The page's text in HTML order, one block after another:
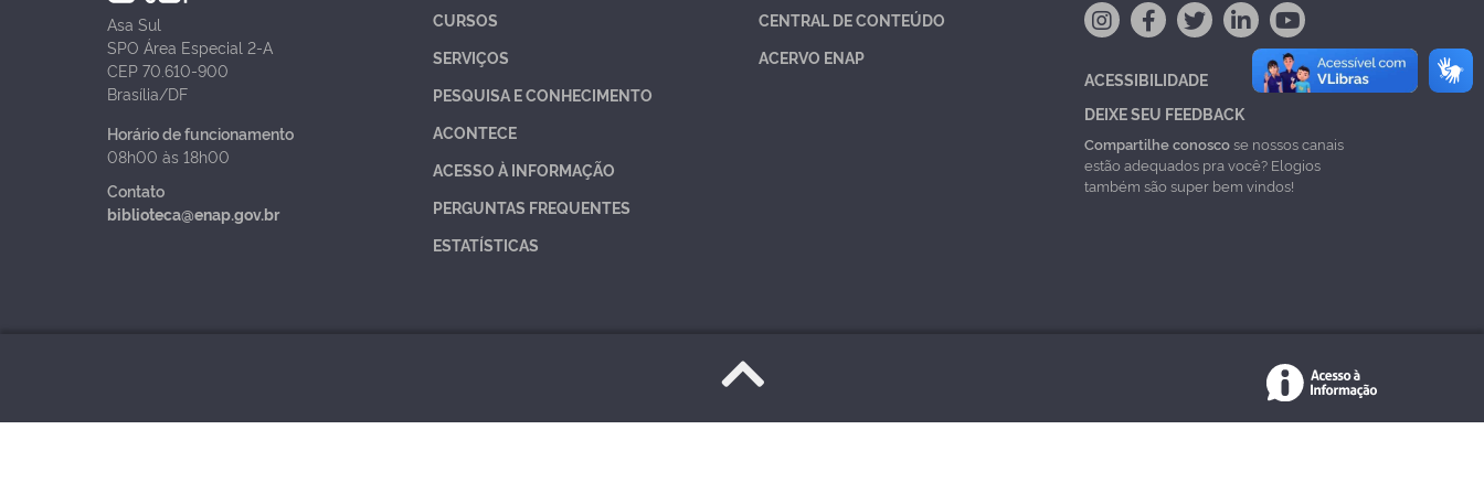
Asa Sul
SPO Área Especial 2-A
CEP 70.610-900
Brasília/DF
Horário de funcionamento
08h00 às 18h00
Contato
biblioteca@enap.gov.br
CURSOS
SERVIÇOS
PESQUISA E CONHECIMENTO
ACONTECE
ACESSO À INFORMAÇÃO
PERGUNTAS FREQUENTES
ESTATÍSTICAS
CENTRAL DE CONTEÚDO
ACERVO ENAP
ACESSIBILIDADE
DEIXE SEU FEEDBACK
Compartilhe conoscose nossos canais
estão adequados pra você? Elogios
também são super bem vindos!